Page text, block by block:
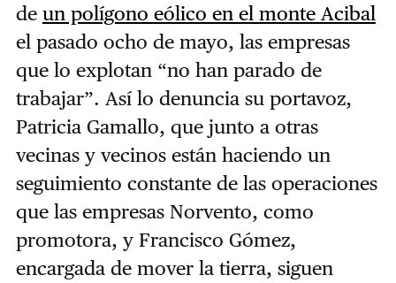
de un polígono eólico en el monte Acibal
el pasado ocho de mayo, las empresas
que lo explotan “no han parado de
trabajar”. Así lo denuncia su portavoz,
Patricia Gamallo, que junto a otras
vecinas y vecinos están haciendo un
seguimiento constante de las operaciones
que las empresas Norvento, como
promotora, y Francisco Gómez,
encargada de mover la tierra, siguen